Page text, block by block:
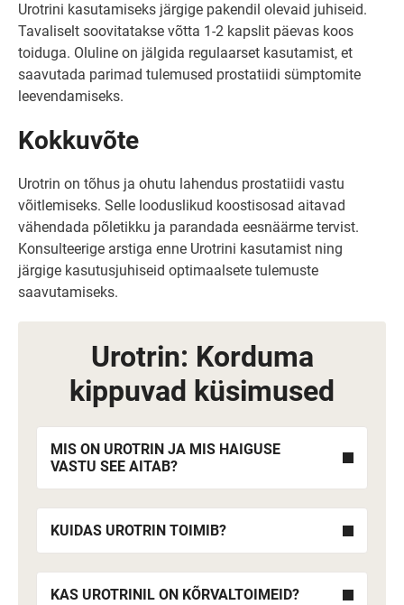
Urotrini kasutamiseks järgige pakendil olevaid juhiseid.
Tavaliselt soovitatakse võtta 1-2 kapslit päevas koos
toiduga. Oluline on jälgida regulaarset kasutamist, et
saavutada parimad tulemused prostatiidi sümptomite
leevendamiseks.
Kokkuvõte
Urotrin on tõhus ja ohutu lahendus prostatiidi vastu
võitlemiseks. Selle looduslikud koostisosad aitavad
vähendada põletikku ja parandada eesnäärme tervist.
Konsulteerige arstiga enne Urotrini kasutamist ning
järgige kasutusjuhiseid optimaalsete tulemuste
saavutamiseks.
Urotrin: Korduma
kippuvad küsimused
MIS ON UROTRIN JA MIS HAIGUSE
VASTU SEE AITAB?
KUIDAS UROTRIN TOIMIB?
KAS UROTRINIL ON KÕRVALTOIMEID?